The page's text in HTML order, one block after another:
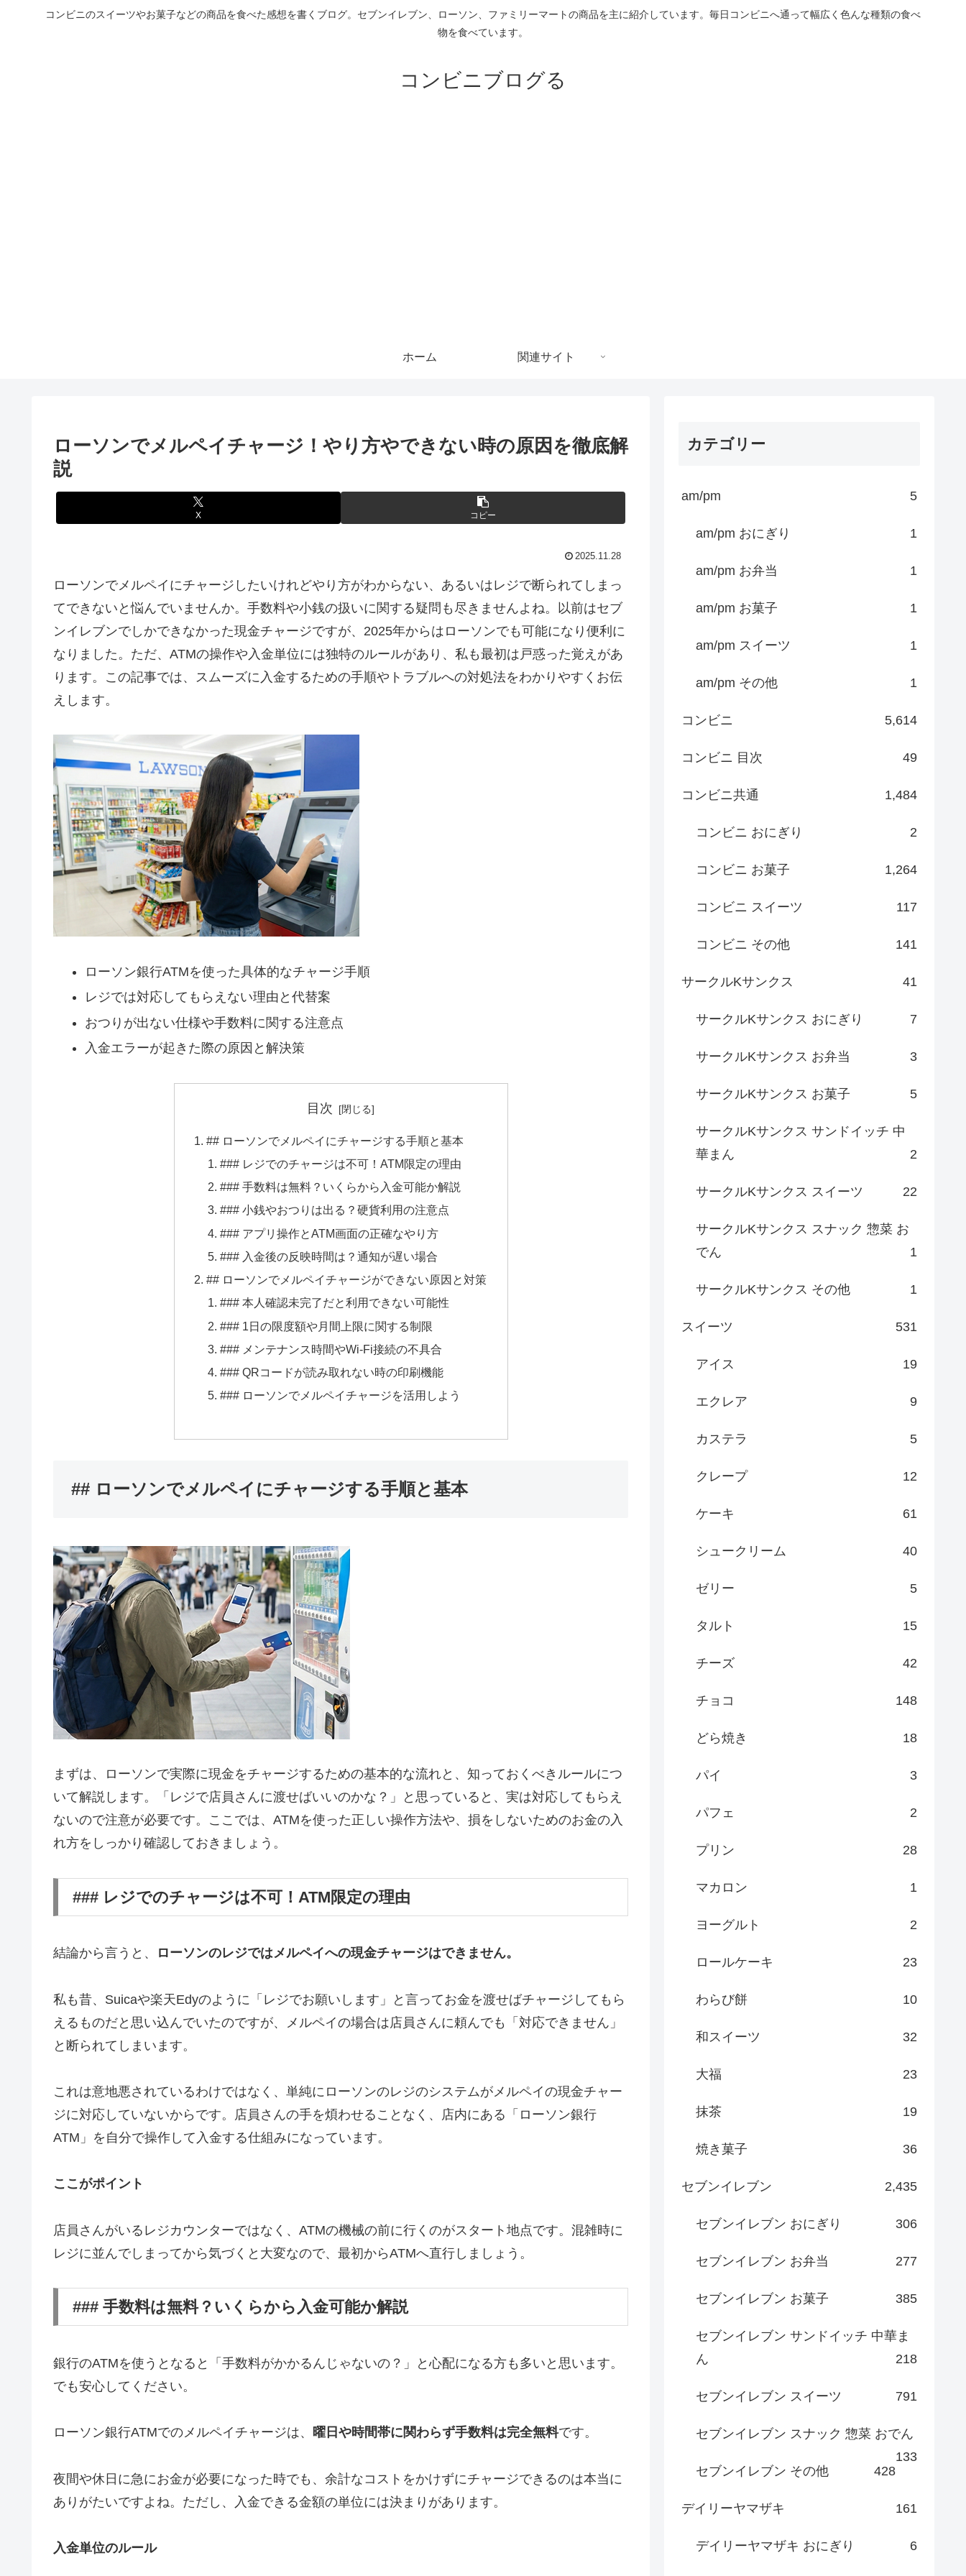
コンビニのスイーツやお菓子などの商品を食べた感想を書くブログ。セブンイレブン、ローソン、ファミリーマートの商品を主に紹介しています。毎日コンビニへ通って幅広く色んな種類の食べ
物を食べています。
コンビニブログる
ホーム 関連サイト
ローソンでメルペイチャージ！やり方やできない時の原因を徹底解
説
X コピー
2025.11.28
ローソンでメルペイにチャージしたいけれどやり方がわからない、あるいはレジで断られてしまっ
てできないと悩んでいませんか。手数料や小銭の扱いに関する疑問も尽きませんよね。以前はセブ
ンイレブンでしかできなかった現金チャージですが、2025年からはローソンでも可能になり便利に
なりました。ただ、ATMの操作や入金単位には独特のルールがあり、私も最初は戸惑った覚えがあ
ります。この記事では、スムーズに入金するための手順やトラブルへの対処法をわかりやすくお伝
えします。
ローソン銀行ATMを使った具体的なチャージ手順
レジでは対応してもらえない理由と代替案
おつりが出ない仕様や手数料に関する注意点
入金エラーが起きた際の原因と解決策
目次
## ローソンでメルペイにチャージする手順と基本
### レジでのチャージは不可！ATM限定の理由
### 手数料は無料？いくらから入金可能か解説
### 小銭やおつりは出る？硬貨利用の注意点
### アプリ操作とATM画面の正確なやり方
### 入金後の反映時間は？通知が遅い場合
## ローソンでメルペイチャージができない原因と対策
### 本人確認未完了だと利用できない可能性
### 1日の限度額や月間上限に関する制限
### メンテナンス時間やWi-Fi接続の不具合
### QRコードが読み取れない時の印刷機能
### ローソンでメルペイチャージを活用しよう
## ローソンでメルペイにチャージする手順と基本
まずは、ローソンで実際に現金をチャージするための基本的な流れと、知っておくべきルールにつ
いて解説します。「レジで店員さんに渡せばいいのかな？」と思っていると、実は対応してもらえ
ないので注意が必要です。ここでは、ATMを使った正しい操作方法や、損をしないためのお金の入
れ方をしっかり確認しておきましょう。
### レジでのチャージは不可！ATM限定の理由
結論から言うと、 ローソンのレジではメルペイへの現金チャージはできません。
私も昔、Suicaや楽天Edyのように「レジでお願いします」と言ってお金を渡せばチャージしてもら
えるものだと思い込んでいたのですが、メルペイの場合は店員さんに頼んでも「対応できません」
と断られてしまいます。
これは意地悪されているわけではなく、単純にローソンのレジのシステムがメルペイの現金チャー
ジに対応していないからです。店員さんの手を煩わせることなく、店内にある 「ローソン銀行
ATM」を自分で操作して入金する仕組みになっています。
ここがポイント
店員さんがいるレジカウンターではなく、ATMの機械の前に行くのがスタート地点です。混雑時に
レジに並んでしまってから気づくと大変なので、最初からATMへ直行しましょう。
### 手数料は無料？いくらから入金可能か解説
銀行のATMを使うとなると「手数料がかかるんじゃないの？」と心配になる方も多いと思います。
でも安心してください。
ローソン銀行ATMでのメルペイチャージは、 曜日や時間帯に関わらず手数料は完全無料です。
夜間や休日に急にお金が必要になった時でも、余計なコストをかけずにチャージできるのは本当に
ありがたいですよね。ただし、入金できる金額の単位には決まりがあります。
入金単位のルール
カテゴリー
am/pm 5
am/pm おにぎり 1
am/pm お弁当 1
am/pm お菓子 1
am/pm スイーツ 1
am/pm その他 1
コンビニ 5,614
コンビニ 目次 49
コンビニ共通 1,484
コンビニ おにぎり 2
コンビニ お菓子 1,264
コンビニ スイーツ 117
コンビニ その他 141
サークルKサンクス 41
サークルKサンクス おにぎり 7
サークルKサンクス お弁当 3
サークルKサンクス お菓子 5
サークルKサンクス サンドイッチ 中
華まん
2
サークルKサンクス スイーツ 22
サークルKサンクス スナック 惣菜 お
でん
1
サークルKサンクス その他 1
スイーツ 531
アイス 19
エクレア 9
カステラ 5
クレープ 12
ケーキ 61
シュークリーム 40
ゼリー 5
タルト 15
チーズ 42
チョコ 148
どら焼き 18
パイ 3
パフェ 2
プリン 28
マカロン 1
ヨーグルト 2
ロールケーキ 23
わらび餅 10
和スイーツ 32
大福 23
抹茶 19
焼き菓子 36
セブンイレブン 2,435
セブンイレブン おにぎり 306
セブンイレブン お弁当 277
セブンイレブン お菓子 385
セブンイレブン サンドイッチ 中華ま
ん
218
セブンイレブン スイーツ 791
セブンイレブン スナック 惣菜 おでん
133
セブンイレブン その他
428
デイリーヤマザキ 161
デイリーヤマザキ おにぎり 6